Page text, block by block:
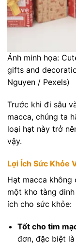
Ảnh minh họa:
gifts and
Nguyen / Pexels)
Trước khi đi sâu
macca, chúng ta
loại hạt này trở
vậy.
Lợi Ích Sức Khỏe
Hạt macca không
một kho tàng
ích cho sức khỏe:
Tốt cho tim
đơn, đặc biệt